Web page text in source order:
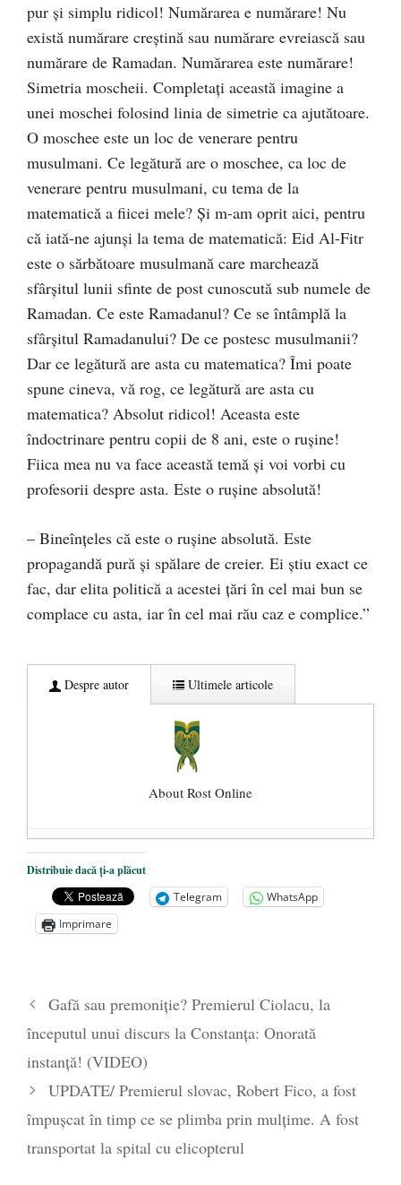
pur și simplu ridicol! Numărarea e numărare! Nu
există numărare creștină sau numărare evreiască sau
numărare de Ramadan. Numărarea este numărare!
Simetria moscheii. Completați această imagine a
unei moschei folosind linia de simetrie ca ajutătoare.
O moschee este un loc de venerare pentru
musulmani. Ce legătură are o moschee, ca loc de
venerare pentru musulmani, cu tema de la
matematică a fiicei mele? Și m-am oprit aici, pentru
că iată-ne ajunși la tema de matematică: Eid Al-Fitr
este o sărbătoare musulmană care marchează
sfârșitul lunii sfinte de post cunoscută sub numele de
Ramadan. Ce este Ramadanul? Ce se întâmplă la
sfârșitul Ramadanului? De ce postesc musulmanii?
Dar ce legătură are asta cu matematica? Îmi poate
spune cineva, vă rog, ce legătură are asta cu
matematica? Absolut ridicol! Aceasta este
îndoctrinare pentru copii de 8 ani, este o rușine!
Fiica mea nu va face această temă și voi vorbi cu
profesorii despre asta. Este o rușine absolută!
– Bineînțeles că este o rușine absolută. Este
propagandă pură și spălare de creier. Ei știu exact ce
fac, dar elita politică a acestei țări în cel mai bun se
complace cu asta, iar în cel mai rău caz e complice.”
Despre autor Ultimele articole
About Rost Online
Dezvăluiri cutremurătoare despre
președintele Ucrainei, Volodymyr
Zelensky
- 13 mai 2026
Statul care servește Națiunea
poetului Octavian Goga, înlăturat din Iași
- 16 aprilie 2026
Distribuie dacă ți-a plăcut
Telegram
WhatsApp
Imprimare
Gafă sau premoniție? Premierul Ciolacu, la
începutul unui discurs la Constanța: Onorată
instanță! (VIDEO)
UPDATE/ Premierul slovac, Robert Fico, a fost
împușcat în timp ce se plimba prin mulțime. A fost
transportat la spital cu elicopterul